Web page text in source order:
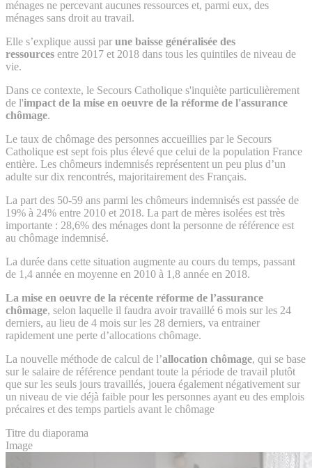
ménages ne percevant aucunes ressources et, parmi eux, des
ménages sans droit au travail.
Elle s’explique aussi par une baisse généralisée des
ressources entre 2017 et 2018 dans tous les quintiles de niveau de
vie.
Dans ce contexte, le Secours Catholique s'inquiète particulièrement
de l'impact de la mise en oeuvre de la réforme de l'assurance
chômage.
Le taux de chômage des personnes accueillies par le Secours
Catholique est sept fois plus élevé que celui de la population France
entière. Les chômeurs indemnisés représentent un peu plus d’un
adulte sur dix rencontrés, majoritairement des Français.
La part des 50-59 ans parmi les chômeurs indemnisés est passée de
19% à 24% entre 2010 et 2018. La part de mères isolées est très
importante : 28,6% des ménages dont la personne de référence est
au chômage indemnisé.
La durée dans cette situation augmente au cours du temps, passant
de 1,4 année en moyenne en 2010 à 1,8 année en 2018.
La mise en oeuvre de la récente réforme de l’assurance
chômage, selon laquelle il faudra avoir travaillé 6 mois sur les 24
derniers, au lieu de 4 mois sur les 28 derniers, va entrainer
rapidement une perte d’allocations chômage.
La nouvelle méthode de calcul de l’allocation chômage, qui se base
sur le salaire de référence pendant toute la période de travail plutôt
que sur les seuls jours travaillés, jouera également négativement sur
un niveau de vie déjà faible pour les personnes ayant eu des emplois
précaires et des temps partiels avant le chômage
Titre du diaporama
Image